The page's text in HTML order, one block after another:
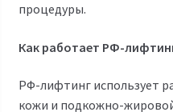
процедуры.
Как работает РФ-
РФ-лифтинг использует
кожи и подкожно-